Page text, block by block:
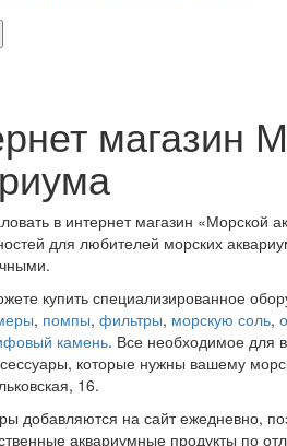
магазин
в интернет магазин «Морской
для любителей морских
купить специализированное
, помпы, фильтры, морскую соль,
камень. Все необходимое для
которые нужны вашему
16.
добавляются на сайт ежедневно,
аквариумные продукты по